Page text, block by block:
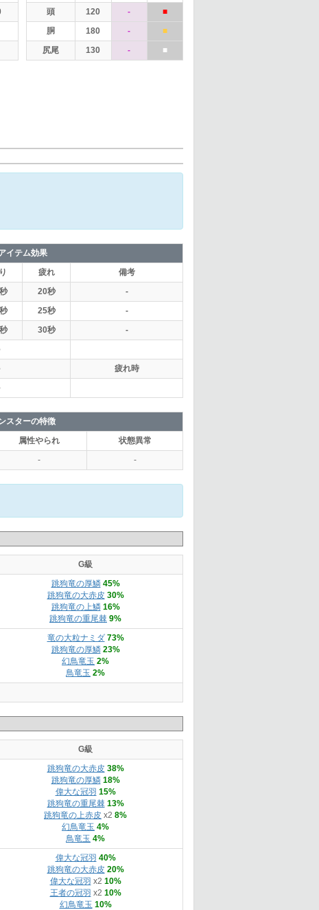
頭
120 -
■
胴
180 -
■
尻尾
130 - ■
イテム効果
疲れ
備考
20秒
-
25秒
-
30秒
-
疲れ時
スターの特徴
属性やられ
状態異常
- -
G級
跳狗竜の厚鱗 45%
跳狗竜の大赤皮 30%
跳狗竜の上鱗 16%
跳狗竜の重尾棘 9%
竜の大粒ナミダ 73%
跳狗竜の厚鱗 23%
幻鳥竜玉 2%
鳥竜玉 2%
G級
跳狗竜の大赤皮 38%
跳狗竜の厚鱗 18%
偉大な冠羽 15%
跳狗竜の重尾棘 13%
跳狗竜の上赤皮 x2 8%
幻鳥竜玉 4%
鳥竜玉 4%
偉大な冠羽 40%
跳狗竜の大赤皮 20%
偉大な冠羽 x2 10%
王者の冠羽 x2 10%
幻鳥竜玉 10%